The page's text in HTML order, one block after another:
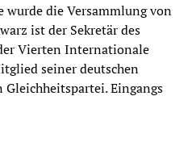
wurde die Versammlung von
ist der Sekretär des
Vierten Internationale
seiner deutschen
Eingangs